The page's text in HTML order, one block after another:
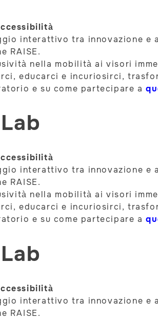
interattivo tra innovazione
RAISE.
nella mobilità ai visori
educarci e incuriosirci,
e su come partecipare a
interattivo tra innovazione
RAISE.
nella mobilità ai visori
educarci e incuriosirci,
e su come partecipare a
interattivo tra innovazione
RAISE.